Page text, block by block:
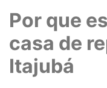
Por que
casa de
Itajubá